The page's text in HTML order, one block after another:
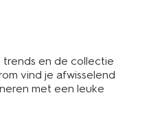
trends en de collectie
vind je afwisselend
met een leuke